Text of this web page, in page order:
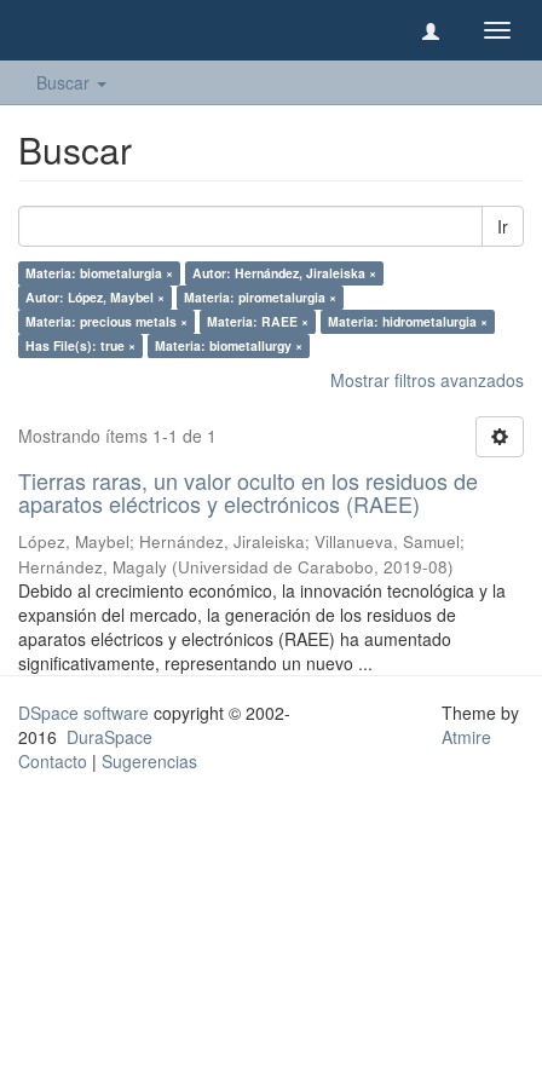
Buscar
Buscar
Ir
Materia: biometalurgia ×
Autor: Hernández, Jiraleiska ×
Autor: López, Maybel ×
Materia: pirometalurgia ×
Materia: precious metals ×
Materia: RAEE ×
Materia: hidrometalurgia ×
Has File(s): true ×
Materia: biometallurgy ×
Mostrar filtros avanzados
Mostrando ítems 1-1 de 1
Tierras raras, un valor oculto en los residuos de
aparatos eléctricos y electrónicos (RAEE)
López, Maybel; Hernández, Jiraleiska; Villanueva, Samuel;
Hernández, Magaly (Universidad de Carabobo, 2019-08)
Debido al crecimiento económico, la innovación tecnológica y la
expansión del mercado, la generación de los residuos de
aparatos eléctricos y electrónicos (RAEE) ha aumentado
significativamente, representando un nuevo ...
DSpace software copyright © 2002-
2016 DuraSpace
Contacto | Sugerencias
Theme by
Atmire